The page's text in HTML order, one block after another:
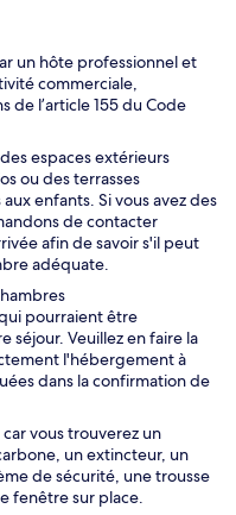
un hôte professionnel et
commerciale,
de l’article 155 du Code
espaces extérieurs
ou des terrasses
enfants. Si vous avez des
de contacter
afin de savoir s'il peut
adéquate.
pourraient être
séjour. Veuillez en faire la
l'hébergement à
dans la confirmation de
vous trouverez un
un extincteur, un
de sécurité, une trousse
fenêtre sur place.